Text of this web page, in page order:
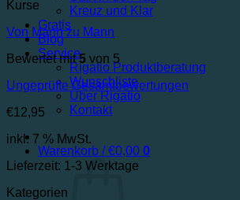
Kreuz und Klar
Gratis
Blog
Service
Rigatio Produktberatung
Wunschliste
Über Rigatio
Kontakt
Warenkorb /€0,00 0
Kurse
Von Mann zu Mann
Bewertet mit5 von 5
Ungeprüfte Gesamtbewertungen
€12,95
inkl. 7 % MwSt.
Lieferzeit: 1-3 Werktage
Kategorien